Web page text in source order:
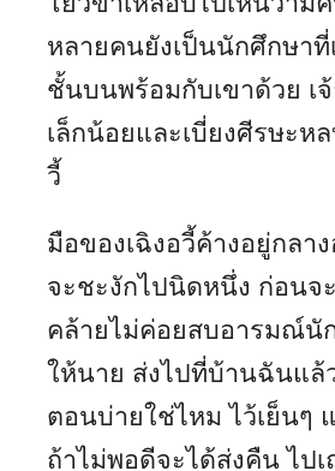
หลายคนยังเป็นนักศึกษา
ชั้นบนพร้อมกับเขาด้วย เ
เล็กน้อยและเบี่ยงศีรษะห
วี้
มือของเฉิงอวี้ค้างอยู่กลา
จะชะงักไปนิดหนึ่ง ก่อนจ
คล้ายไม่ค่อยสบอารมณ์นั
ให้นาย ส่งไปที่บ้านฉันแล้
ตอนบ่ายใช่ไหม ไว้เย็นๆ
ถ้าไม่พอดีจะได้ส่งคืน ไป